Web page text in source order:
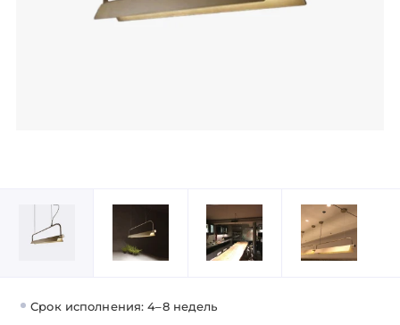
Срок исполнения: 4–8 недель